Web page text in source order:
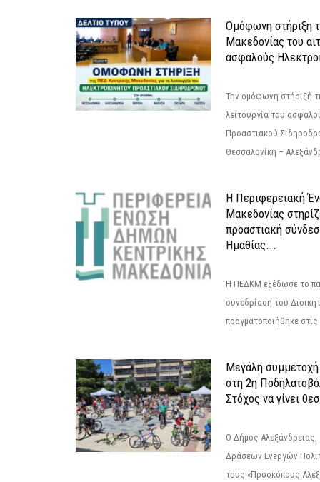
Ομόφωνη στήριξη
Μακεδονίας του
ασφαλούς
Την ομόφωνη στήριξή
λειτουργία του
Προαστιακού
Θεσσαλονίκη –
Η Περιφερειακή
Μακεδονίας
προαστιακή
Ημαθίας...
Η ΠΕΔΚΜ εξέδωσε το
συνεδρίαση του
πραγματοποιήθηκε
Μεγάλη συμμετοχή
στη 2η
Στόχος να γίνει
Ο Δήμος Αλεξάνδρειας,
Δράσεων Ενεργών
τους «Προσκόπους